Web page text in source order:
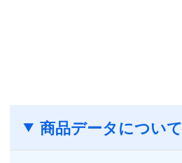
商品データについて